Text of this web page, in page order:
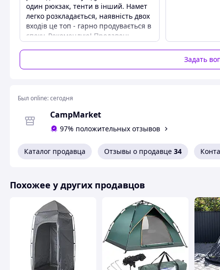
Похожие товары по характеристикам
один рюкзак, тенти в інший. Намет
легко розкладається, наявність двох
входів це топ - гарно продувається в
спеку. Рекомендую! Продавець
Преимущества
Не виявила
Задать
Был online:сегодня
CampMarket
97% положительных отзывов
Каталог продавца Отзывы о продавце 34
Похожее у других продавцов